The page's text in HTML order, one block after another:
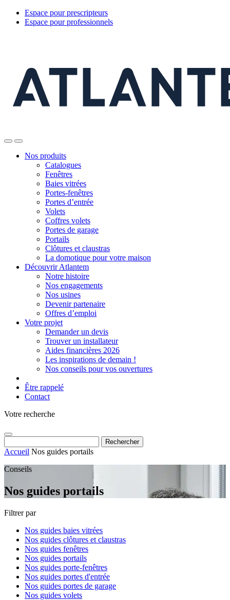
Espace pour prescripteurs
Espace pour professionnels
Nos produits
Catalogues
Fenêtres
Baies vitrées
Portes-fenêtres
Portes d’entrée
Volets
Coffres volets
Portes de garage
Portails
Clôtures et claustras
La domotique pour votre maison
Découvrir Atlantem
Notre histoire
Nos engagements
Nos usines
Devenir partenaire
Offres d’emploi
Votre projet
Demander un devis
Trouver un installateur
Aides financières 2026
Les inspirations de demain !
Nos conseils pour vos ouvertures
Être rappelé
Contact
Votre recherche
Accueil Nos guides portails
Conseils
Nos guides portails
Filtrer par
Nos guides baies vitrées
Nos guides clôtures et claustras
Nos guides fenêtres
Nos guides portails
Nos guides porte-fenêtres
Nos guides portes d'entrée
Nos guides portes de garage
Nos guides volets